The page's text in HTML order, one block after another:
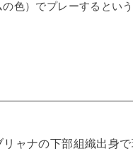
色）でプレーするとい
ャナの下部組織出身